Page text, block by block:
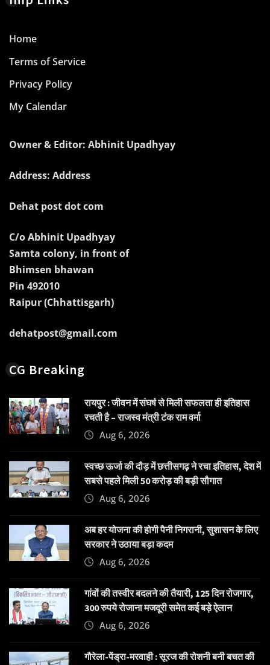
Home
Terms of Service
Privacy Policy
My Calendar
Owner & Editor: Abhinit Upadhyay
Address: Address
Dehat post dot com
C/o Abhinit Upadhyay
Samta colony, in front of
Bhimsen bhawan
Pin 492010
Raipur (Chhattisgarh)
dehatpost@gmail.com
CG Breaking
रायपुर : जीवन में संघर्ष से मिली सफलता ही इतिहास
रचती है – राजस्व मंत्री टंक राम वर्मा
Aug 6, 2026
स्वच्छ ऊर्जा की दौड़ में छत्तीसगढ़ ने रचा इतिहास, देश में
सबसे पहले मिली 50 करोड़ की बड़ी सौगात
Aug 6, 2026
अब हर योजना की होगी पैनी निगरानी, सुशासन के लिए
सरकार ने उठाया बड़ा कदम
Aug 6, 2026
गांवों की तस्वीर बदलने की तैयारी, 125 दिन रोजगार,
300 रुपये रोजाना मजदूरी समेत कई बड़े ऐलान
Aug 6, 2026
गौरेला-पेंड्रा-मरवाही : सूरज की रोशनी बनी बचत की